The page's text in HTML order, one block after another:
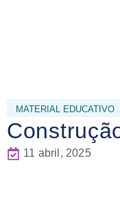
MATERIAL EDUCATIVO
11 abril, 2025